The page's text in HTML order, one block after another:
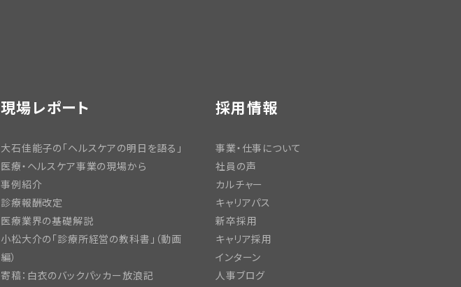
現場レポート
大石佳能子の「ヘルスケアの明日を語る」
医療・ヘルスケア事業の現場から
事例紹介
診療報酬改定
医療業界の基礎解説
小松大介の「診療所経営の教科書」（動画
編）
寄稿：白衣のバックパッカー放浪記
採用情報
事業・仕事について
社員の声
カルチャー
キャリアパス
新卒採用
キャリア採用
インターン
人事ブログ